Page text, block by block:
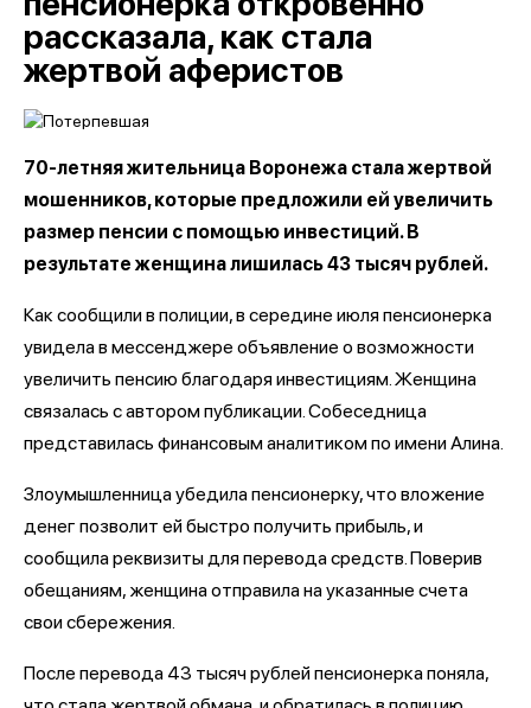
рассказала, как стала
жертвой аферистов
70-летняя жительница Воронежа стала жертвой
мошенников, которые предложили ей увеличить
размер пенсии с помощью инвестиций. В
результате женщина лишилась 43 тысяч рублей.
Как сообщили в полиции, в середине июля пенсионерка
увидела в мессенджере объявление о возможности
увеличить пенсию благодаря инвестициям. Женщина
связалась с автором публикации. Собеседница
представилась финансовым аналитиком по имени Алина.
Злоумышленница убедила пенсионерку, что вложение
денег позволит ей быстро получить прибыль, и
сообщила реквизиты для перевода средств. Поверив
обещаниям, женщина отправила на указанные счета
свои сбережения.
После перевода 43 тысяч рублей пенсионерка поняла,